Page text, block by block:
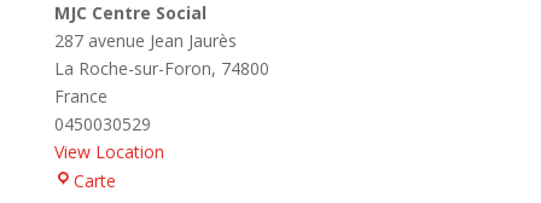
PARC
DU
MERLET
MJC Centre Social
287 avenue Jean Jaurès
La Roche-sur-Foron, 74800
France
0450030529
View Location
CarteMJC